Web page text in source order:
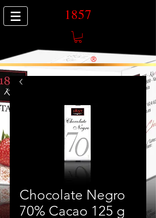
1857
®
Chocolate Negro
70% Cacao 125 g